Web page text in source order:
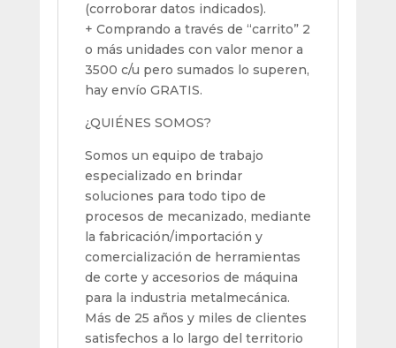
(corroborar datos indicados).
+ Comprando a través de “carrito” 2
o más unidades con valor menor a
3500 c/u pero sumados lo superen,
hay envío GRATIS.
¿QUIÉNES SOMOS?
Somos un equipo de trabajo
especializado en brindar
soluciones para todo tipo de
procesos de mecanizado, mediante
la fabricación/importación y
comercialización de herramientas
de corte y accesorios de máquina
para la industria metalmecánica.
Más de 25 años y miles de clientes
satisfechos a lo largo del territorio